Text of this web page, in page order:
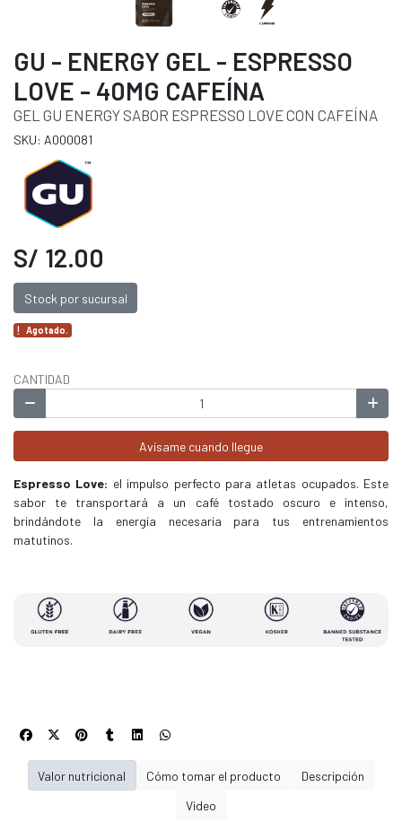
GU - ENERGY GEL - ESPRESSO
LOVE - 40MG CAFEÍNA
GEL GU ENERGY SABOR ESPRESSO LOVE CON CAFEÍNA
SKU: A000081
S/ 12.00
Stock por sucursal
Agotado.
CANTIDAD
Avísame cuando llegue
Espresso Love: el impulso perfecto para atletas ocupados. Este
sabor te transportará a un café tostado oscuro e intenso,
brindándote la energía necesaria para tus entrenamientos
matutinos.
Valor nutricional Cómo tomar el producto
Descripción
Video